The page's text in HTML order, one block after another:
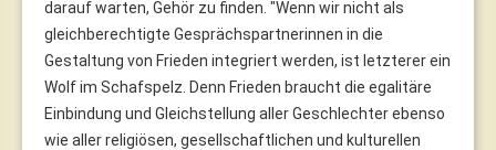
darauf warten, Gehör zu finden. "Wenn wir nicht als
gleichberechtigte Gesprächspartnerinnen in die
Gestaltung von Frieden integriert werden, ist letzterer ein
Wolf im Schafspelz. Denn Frieden braucht die egalitäre
Einbindung und Gleichstellung aller Geschlechter ebenso
wie aller religiösen, gesellschaftlichen und kulturellen